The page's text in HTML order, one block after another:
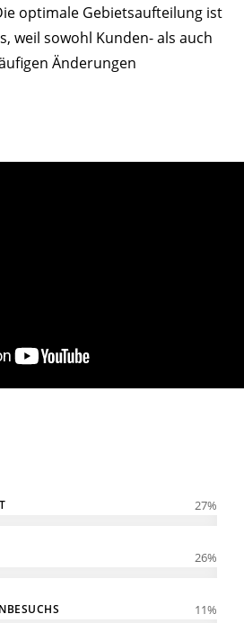
optimale Gebietsaufteilung ist
weil sowohl Kunden- als auch
Änderungen
27%
26%
11%